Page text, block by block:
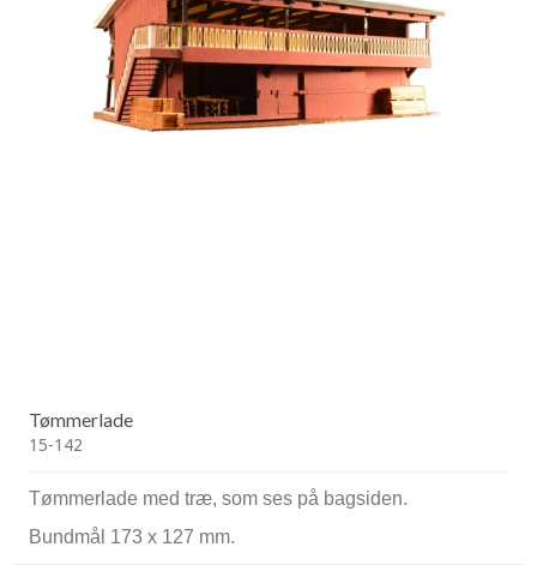
Tømmerlade
15-142
Tømmerlade med træ, som ses på bagsiden.
Bundmål 173 x 127 mm.